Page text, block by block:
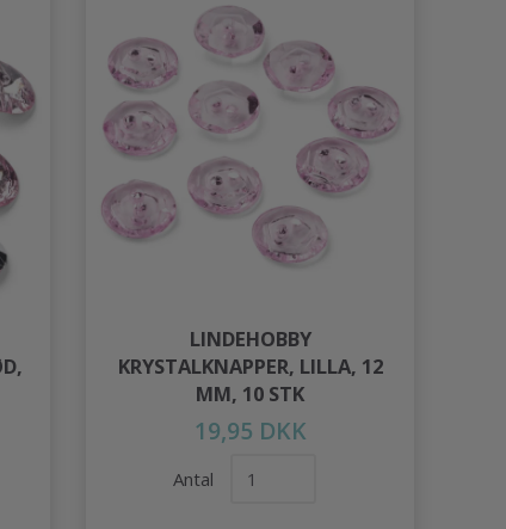
LINDEHOBBY
KRYSTALKNAPPER, LILLA, 12
MM, 10 STK
19,95 DKK
Antal